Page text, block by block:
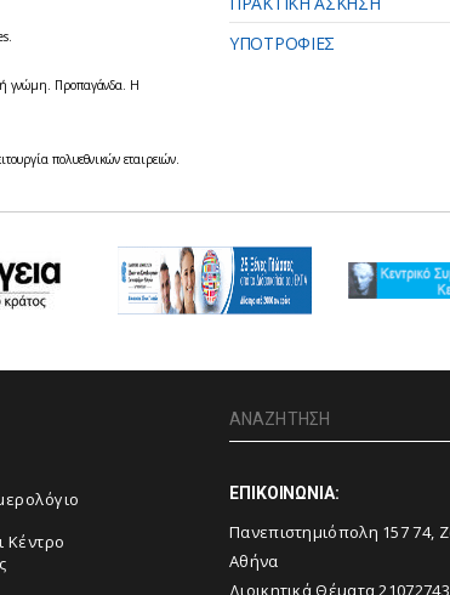
γνώμη. Προπαγάνδα. Η
πολυεθνικών εταιρειών.
ΥΠΟΤΡΟΦΙΕΣ
Κέντρο
ΕΠΙΚΟΙΝΩΝΙΑ:
Πανεπιστημιόπολη 157 74,
Αθήνα
Διοικητικά Θέματα